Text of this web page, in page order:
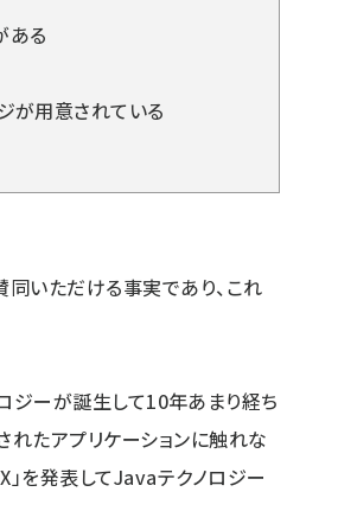
ある
が用意されている
いただける事実であり、これ
ジーが誕生して10年あまり経ち
れたアプリケーションに触れな
を発表してJavaテクノロジー